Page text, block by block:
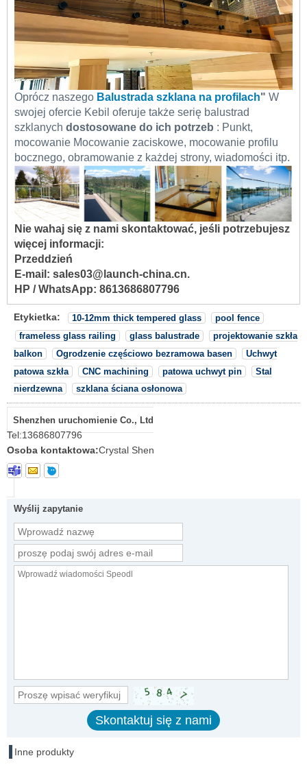
Oprócz naszego Balustrada szklana na profilach" W
swojej ofercie Kebil oferuje także serię balustrad
szklanych dostosowane do ich potrzeb : Punkt,
mocowanie Mocowanie zaciskowe, mocowanie profilu
bocznego, obramowanie z każdej strony, wiadomości itp.
Nie wahaj się z nami skontaktować, jeśli potrzebujesz
więcej informacji:
Przeddzień
E-mail: sales03@launch-china.cn.
HP / WhatsApp: 8613686807796
Etykietka: 10-12mm thick tempered glass
pool fence
frameless glass railing
glass balustrade
projektowanie szkła
balkon
Ogrodzenie częściowo bezramowa basen
Uchwyt
patowa szkła
CNC machining patowa uchwyt pin
Stal
nierdzewna
szklana ściana osłonowa
Shenzhen uruchomienie Co., Ltd
Tel:13686807796
Osoba kontaktowa:Crystal Shen
Wyślij zapytanie
Inne produkty